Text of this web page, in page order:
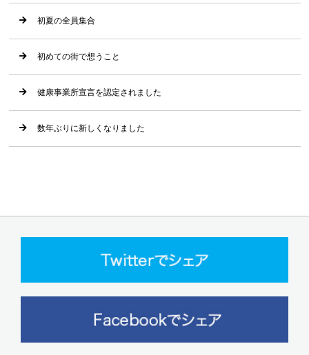
初夏の全員集合
初めての街で想うこと
健康事業所宣言を認定されました
数年ぶりに新しくなりました